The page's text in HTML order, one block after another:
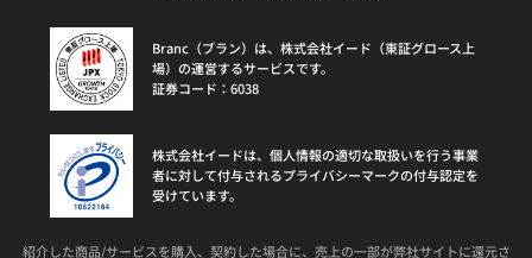
Branc（ブラン）は、株式会社イード（東証グロース上
場）の運営するサービスです。
証券コード：6038
株式会社イードは、個人情報の適切な取扱いを行う事業
者に対して付与されるプライバシーマークの付与認定を
受けています。
紹介した商品/サービスを購入、契約した場合に、売上の一部が弊社サイトに還元さ